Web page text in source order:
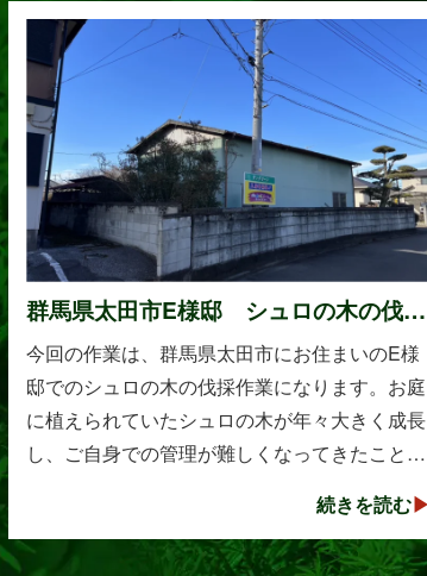
群馬県太田市E様邸 シュロの木の伐採
作業
今回の作業は、群馬県太田市にお住まいのE様
邸でのシュロの木の伐採作業になります。お庭
に植えられていたシュロの木が年々大きく成長
し、ご自身での管理が難しくなってきたことか
てやすい樹木として知られていますが、一度大
きくな･･･
続きを読む